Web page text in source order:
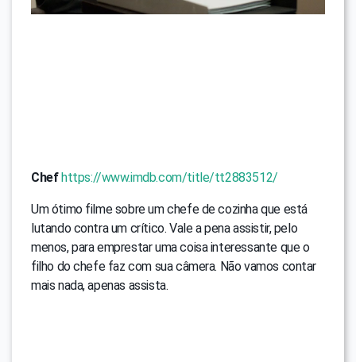
Chefhttps://www.imdb.com/title/tt2883512/
Um ótimo filme sobre um chefe de cozinha que está
lutando contra um crítico. Vale a pena assistir, pelo
menos, para emprestar uma coisa interessante que o
filho do chefe faz com sua câmera. Não vamos contar
mais nada, apenas assista.